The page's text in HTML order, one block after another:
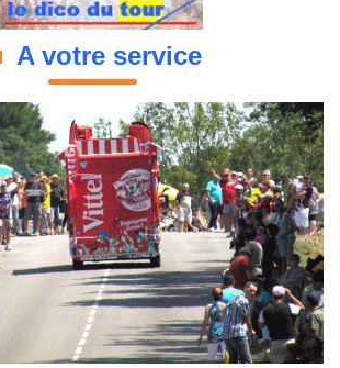
A votre service